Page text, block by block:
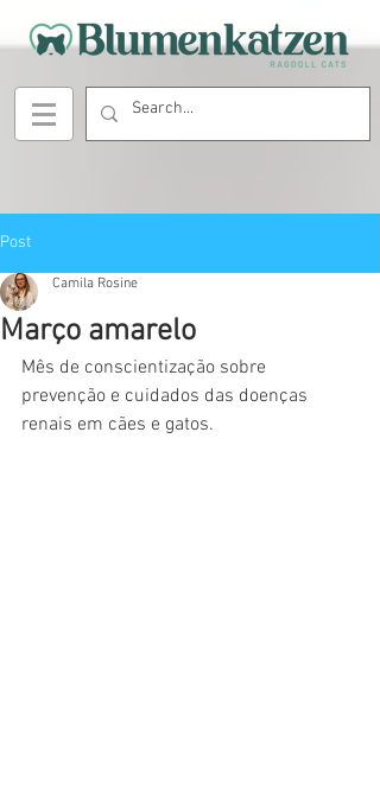
Post
Março amarelo
Camila Rosine
Mês de conscientização sobre
prevenção e cuidados das doenças
renais em cães e gatos.